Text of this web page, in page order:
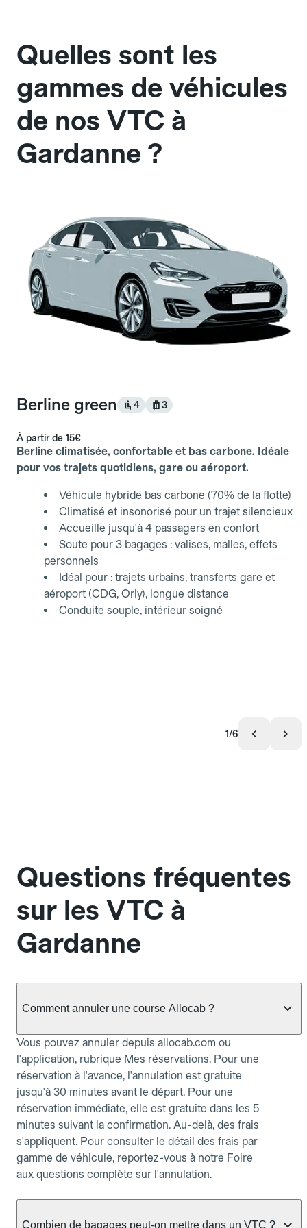
Quelles sont les
gammes de véhicules
de nos VTC à
Gardanne ?
Berline green 4 3
À partir de 15€
Berline climatisée, confortable et bas carbone. Idéale
pour vos trajets quotidiens, gare ou aéroport.
Véhicule hybride bas carbone (70% de la flotte)
Climatisé et insonorisé pour un trajet silencieux
Accueille jusqu'à 4 passagers en confort
Soute pour 3 bagages : valises, malles, effets
personnels
Idéal pour : trajets urbains, transferts gare et
aéroport (CDG, Orly), longue distance
Conduite souple, intérieur soigné
1/6
Questions fréquentes
sur les VTC à
Gardanne
Comment annuler une course Allocab ?
Vous pouvez annuler depuis allocab.com ou
l'application, rubrique Mes réservations. Pour une
réservation à l'avance, l'annulation est gratuite
jusqu'à 30 minutes avant le départ. Pour une
réservation immédiate, elle est gratuite dans les 5
minutes suivant la confirmation. Au-delà, des frais
s'appliquent. Pour consulter le détail des frais par
gamme de véhicule, reportez-vous à notre Foire
aux questions complète sur l'annulation.
Combien de bagages peut-on mettre dans un VTC ?